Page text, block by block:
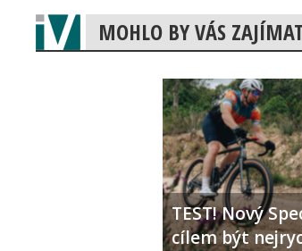
MOHLO BY VÁS
TEST! Nový
cílem být